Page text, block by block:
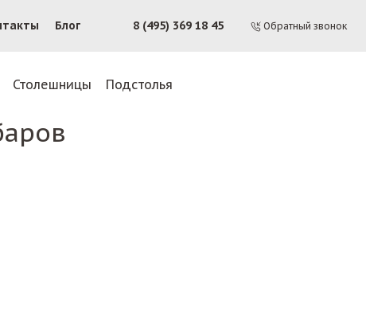
Блог 8 (495) 369 18 45 Обратный звонок
Столешницы Подстолья